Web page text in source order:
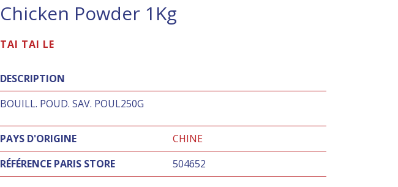
Chicken Powder 1Kg
TAI TAI LE
DESCRIPTION
BOUILL. POUD. SAV. POUL250G
PAYS D'ORIGINE
CHINE
RÉFÉRENCE PARIS STORE
504652